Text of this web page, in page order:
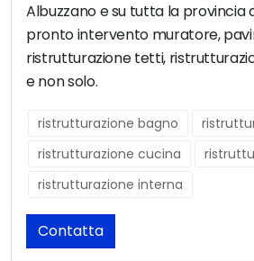
Albuzzano e su tutta la provincia
pronto intervento muratore,
ristrutturazione tetti,
e non solo.
ristrutturazione bagno
ristrutturazione cucina
ristrutturazione interna
Contatta